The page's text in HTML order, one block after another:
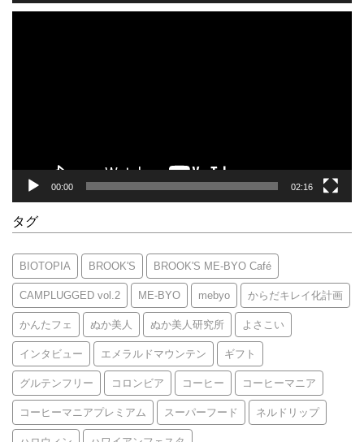
00:00 02:16
タグ
BIOTOPIA BROOK'S BROOK'S ME-BYO Café
CAMPLUGGED vol.2 ME-BYO mebyo からだキレイ化計画
かんたフェ ぬか美人 ぬか美人研究所 よさこい
インタビュー エメラルドマウンテン ギフト
グルテンフリー コロンビア コーヒー コーヒーマニア
コーヒーマニアプレミアム スーパーフード ネルドリップ